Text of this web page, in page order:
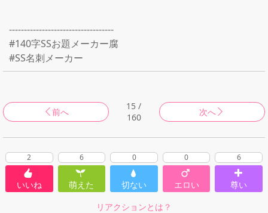
-----------------------------------
#140字SSお題メーカー腐
#SS名刺メーカー
前へ
15 /
160
次へ
2
いいね
6
萌えた
0
切ない
0
エロい
6
尊い
リアクションとは？